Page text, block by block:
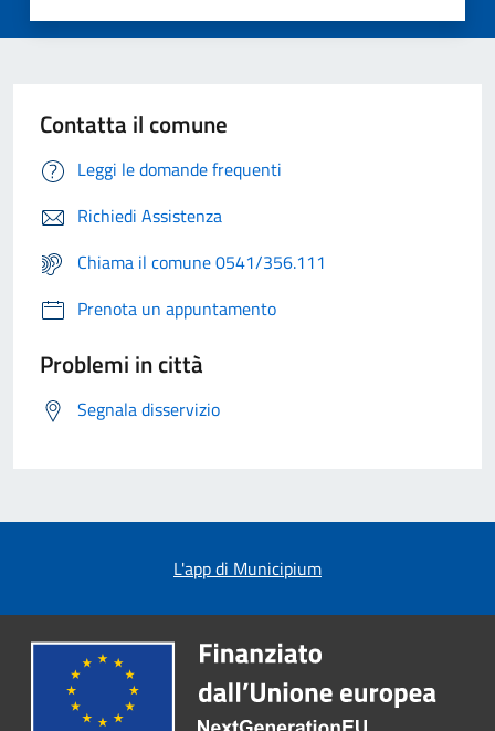
Contatta il comune
Leggi le domande frequenti
Richiedi Assistenza
Chiama il comune 0541/356.111
Prenota un appuntamento
Problemi in città
Segnala disservizio
L'app di Municipium